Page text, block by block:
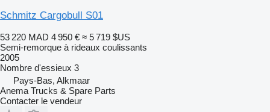
Schmitz Cargobull S01
53 220 MAD 4 950 € ≈ 5 719 $US
Semi-remorque à rideaux coulissants
2005
Nombre d'essieux 3
Pays-Bas, Alkmaar
Anema Trucks & Spare Parts
Contacter le vendeur